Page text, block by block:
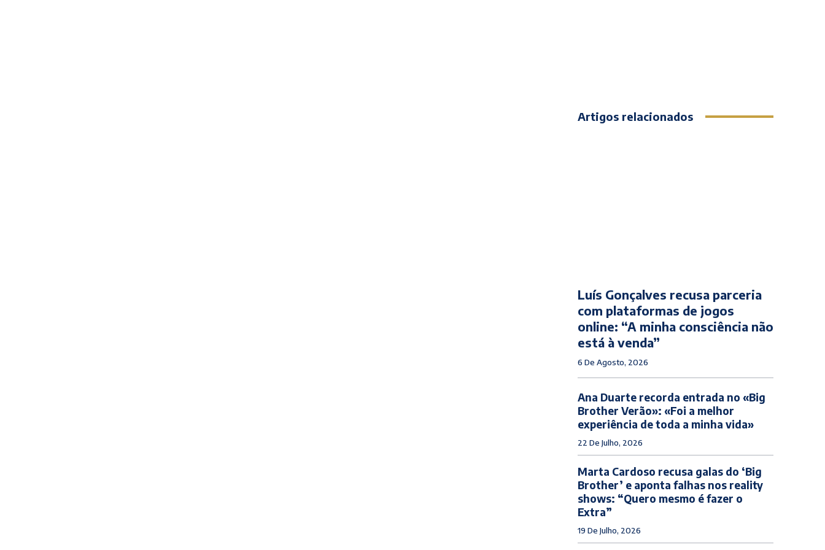
Artigos relacionados
Luís Gonçalves recusa parceria
com plataformas de jogos
online: “A minha consciência não
está à venda”
6 De Agosto, 2026
Ana Duarte recorda entrada no «Big
Brother Verão»: «Foi a melhor
experiência de toda a minha vida»
22 De Julho, 2026
Marta Cardoso recusa galas do ‘Big
Brother’ e aponta falhas nos reality
shows: “Quero mesmo é fazer o
Extra”
19 De Julho, 2026